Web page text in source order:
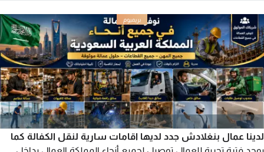
لدينا عمال بنغلادش جدد لديها اقامات سارية لنقل الكفالة كما